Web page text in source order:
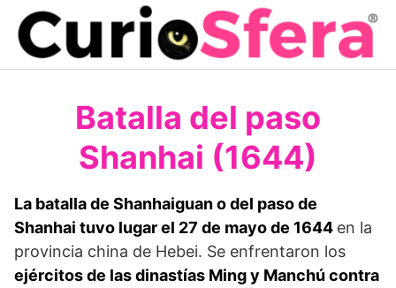
Saltar
contenido
Batalla del paso
Shanhai (1644)
La batalla de Shanhaiguan o del paso de
Shanhai tuvo lugar el 27 de mayo de 1644 en la
provincia china de Hebei. Se enfrentaron los
ejércitos de las dinastías Ming y Manchú contra